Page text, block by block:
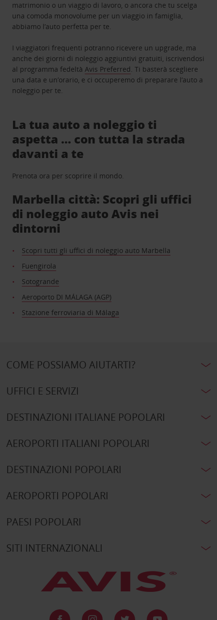
matrimonio o un viaggio di lavoro, o ancora che tu scelga
una comoda monovolume per un viaggio in famiglia,
abbiamo l’auto perfetta per te.
I viaggiatori frequenti potranno ricevere un upgrade, ma
anche dei giorni di noleggio aggiuntivi gratuiti, iscrivendosi
al programma fedeltàAvis Preferred. Ti basterà scegliere
una data e un’orario, e ci occuperemo di preparare l’auto a
noleggio per te.
La tua auto a noleggio ti
aspetta … con tutta la strada
davanti a te
Prenota ora per scoprire il mondo.
Marbella città: Scopri gli uffici
di noleggio auto Avis nei
dintorni
Scopri tutti gli uffici di noleggio auto Marbella
Fuengirola
Sotogrande
Aeroporto DI MÁLAGA (AGP)
Stazione ferroviaria di Málaga
COME POSSIAMO AIUTARTI?
UFFICI E SERVIZI
DESTINAZIONI ITALIANE POPOLARI
AEROPORTI ITALIANI POPOLARI
DESTINAZIONI POPOLARI
AEROPORTI POPOLARI
PAESI POPOLARI
SITI INTERNAZIONALI